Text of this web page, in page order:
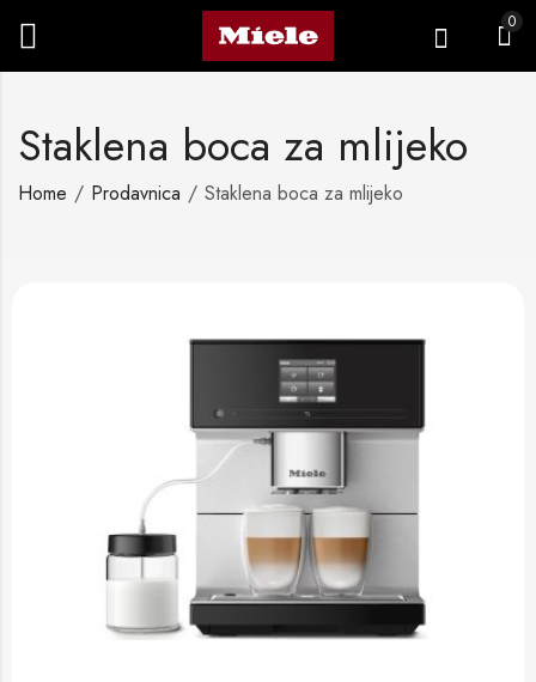
0
Staklena boca za mlijeko
Home Prodavnica Staklena boca za mlijeko